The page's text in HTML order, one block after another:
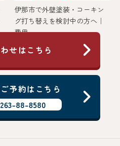
伊那市で外壁塗装・コーキン
グ打ち替えを検討中の方へ｜
費用...
せはこちら
予約はこちら
88-8580